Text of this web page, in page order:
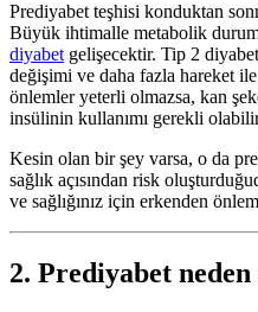
Prediyabet teşhisi konduktan
Büyük ihtimalle metabolik
diyabet gelişecektir. Tip 2
değişimi ve daha fazla hareket
önlemler yeterli olmazsa, kan
insülinin kullanımı gerekli
Kesin olan bir şey varsa, o da
sağlık açısından risk
ve sağlığınız için erkenden
2. Prediyabet